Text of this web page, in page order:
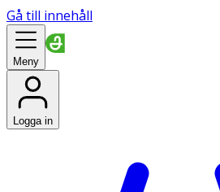
Gå till innehåll
Meny
Logga in